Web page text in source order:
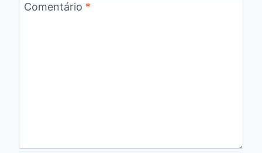
Comentário *